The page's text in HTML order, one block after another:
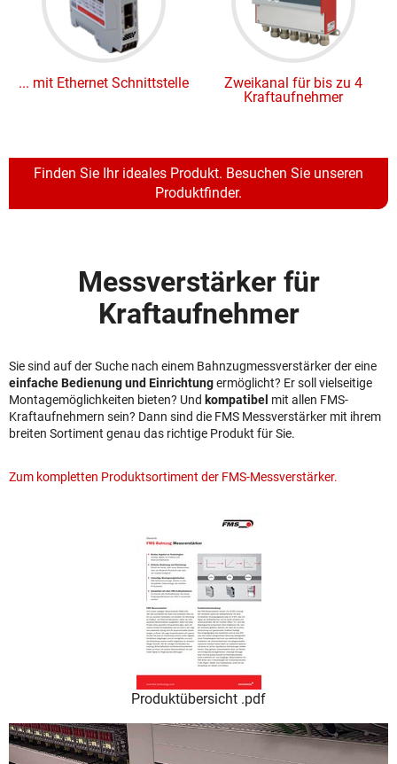
... mit Ethernet Schnittstelle
Zweikanal für bis zu 4
Kraftaufnehmer
Finden Sie Ihr ideales Produkt. Besuchen Sie unseren
Produktfinder.
Messverstärker für
Kraftaufnehmer
Sie sind auf der Suche nach einem Bahnzugmessverstärker der eine
einfache Bedienung und Einrichtungermöglicht? Er soll vielseitige
Montagemöglichkeiten bieten? Und kompatibel mit allen FMS-
Kraftaufnehmern sein? Dann sind die FMS Messverstärker mit ihrem
breiten Sortiment genau das richtige Produkt für Sie.
Zum kompletten Produktsortiment der FMS-Messverstärker.
Produktübersicht .pdf